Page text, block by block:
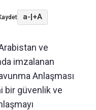
a- +A
ve
imzalanan
Anlaşması
bir güvenlik ve